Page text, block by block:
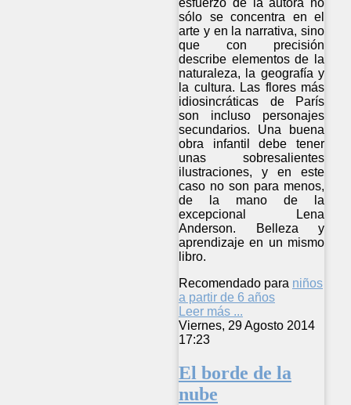
sólo se concentra en el
arte y en la narrativa, sino
que con precisión
describe elementos de la
naturaleza, la geografía y
la cultura. Las flores más
idiosincráticas de París
son incluso personajes
secundarios. Una buena
obra infantil debe tener
unas sobresalientes
ilustraciones, y en este
caso no son para menos,
de la mano de la
excepcional Lena
Anderson. Belleza y
aprendizaje en un mismo
libro.
Recomendado para niños
a partir de 6 años
Leer más ...
Viernes, 29 Agosto 2014
17:23
El borde de la
nube